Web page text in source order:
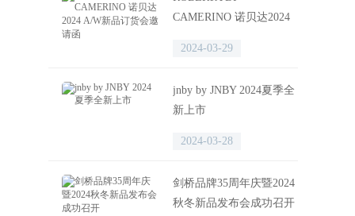
CAMERINO 诺贝达2024
2024-03-29
jnby by JNBY 2024夏季全
新上市
2024-03-28
剑桥品牌35周年庆暨2024
秋冬新品发布会成功召开